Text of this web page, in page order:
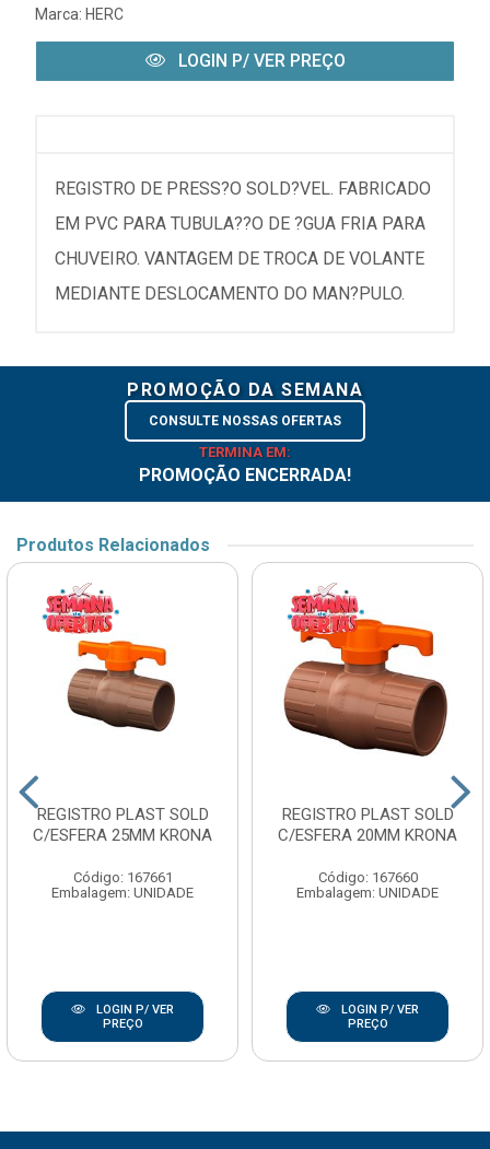
Marca: HERC
LOGIN P/ VER PREÇO
REGISTRO DE PRESS?O SOLD?VEL. FABRICADO
EM PVC PARA TUBULA??O DE ?GUA FRIA PARA
CHUVEIRO. VANTAGEM DE TROCA DE VOLANTE
MEDIANTE DESLOCAMENTO DO MAN?PULO.
PROMOÇÃO DA SEMANA
CONSULTE NOSSAS OFERTAS
TERMINA EM:
PROMOÇÃO ENCERRADA!
Produtos Relacionados
REGISTRO PLAST SOLD
C/ESFERA 25MM KRONA
Código: 167661
Embalagem: UNIDADE
LOGIN P/ VER
PREÇO
REGISTRO PLAST SOLD
C/ESFERA 20MM KRONA
Código: 167660
Embalagem: UNIDADE
LOGIN P/ VER
PREÇO